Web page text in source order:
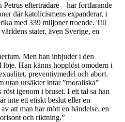
Petrus efterträdare – har fortfarande
där katolicismens expanderar, i
med 339 miljoner troende. Till
stater, även Sverige, en
Men han inbjuder i den
löje. Han känns hopplöst omodern i
preventivmedel och abort.
utan ursäkter intar ”moraliska”
igenom i bruset. I ett tal sa han
inte ett etiskt beslut eller en
att man har mött en händelse, en
och riktning.”